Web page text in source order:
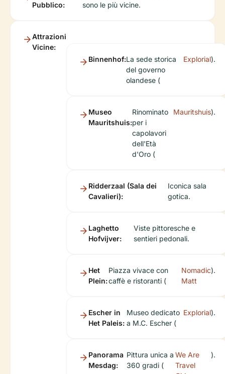
Pubblico:
sono le più vicine.
Attrazioni
Vicine:
Binnenhof:La sede storica
del governo
olandese (
Explorial).
Museo
Mauritshuis:
Rinominato
per i
capolavori
dell'Età
d'Oro (
Mauritshuis).
Ridderzaal (Sala dei
Cavalieri):
Iconica sala
gotica.
Laghetto
Hofvijver:
Viste pittoresche e
sentieri pedonali.
Het
Plein:
Piazza vivace con
caffè e ristoranti (
Nomadic
Matt
).
Escher in
Het Paleis:
Museo dedicato
a M.C. Escher (
Explorial).
Panorama
Mesdag:
Pittura unica a
360 gradi (
We Are
Travel
).